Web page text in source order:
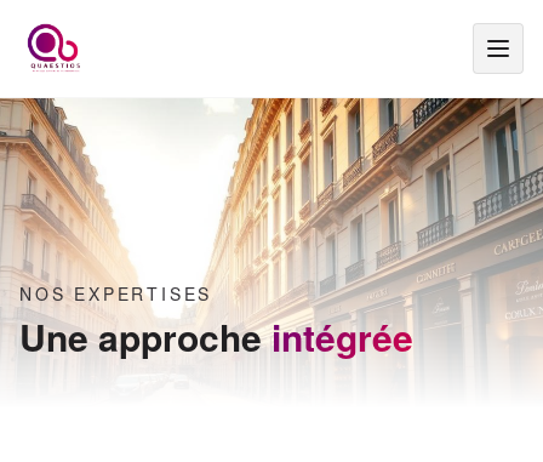
NOS EXPERTISES
Une approcheintégrée